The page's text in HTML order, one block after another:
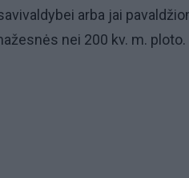
arba jai
nei 200 kv. m. ploto.